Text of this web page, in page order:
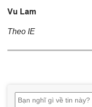
Vu Lam
Theo IE